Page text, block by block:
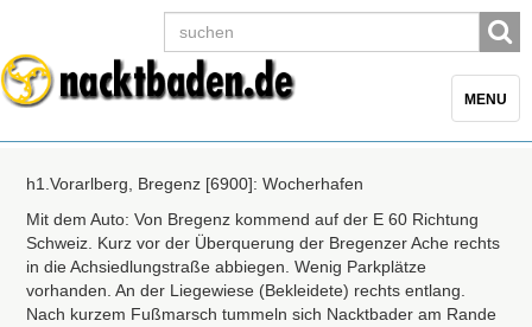
Toggle
MENU
h1.Vorarlberg, Bregenz [6900]: Wocherhafen
Mit dem Auto: Von Bregenz kommend auf der E 60 Richtung
Schweiz. Kurz vor der Überquerung der Bregenzer Ache rechts
in die Achsiedlungstraße abbiegen. Wenig Parkplätze
vorhanden. An der Liegewiese (Bekleidete) rechts entlang.
Nach kurzem Fußmarsch tummeln sich Nacktbader am Rande